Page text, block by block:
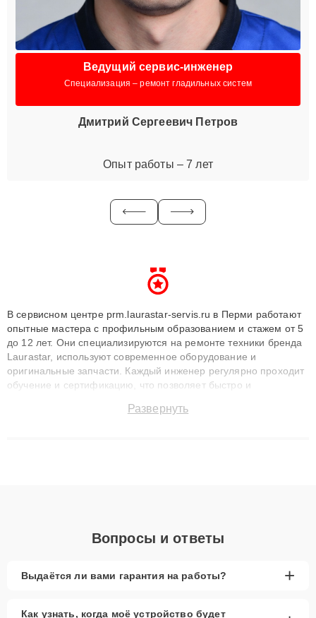
Ведущий сервис-инженер
Специализация – ремонт гладильных систем
Дмитрий Сергеевич Петров
Опыт работы – 7 лет
В сервисном центре prm.laurastar-servis.ru в Перми работают
опытные мастера с профильным образованием и стажем от 5
до 12 лет. Они специализируются на ремонте техники бренда
Laurastar, используют современное оборудование и
оригинальные запчасти. Каждый инженер регулярно проходит
обучение и сертификацию, что позволяет быстро и
сохранением гарантии до 3 лет. Наши мастера решают
Развернуть
Вопросы и ответы
Выдаётся ли вами гарантия на работы? +
Как узнать, когда моё устройство будет